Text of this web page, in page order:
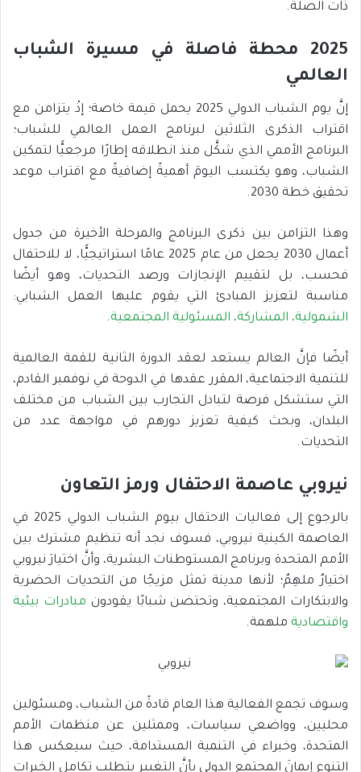
ذات الصلة.
2025 محطة فاصلة في مسيرة الشباب
العالمي
إنَّ يوم الشباب الدولي 2025 يحمل قيمة خاصة؛ إذْ يتزامن مع
اقتراب الذكرى الثلاثين لبرنامج العمل العالمي للشباب؛
البرنامج الأممي الذي شكَّل منذ انطلاقه إطارًا مرجعيًّا لتمكين
الشباب، وهو يكتسب اليومَ أهميةً إضافيةً مع اقتراب موعد
تحقيق خطة 2030.
وهذا التزامن بين ذكرى البرنامج والمرحلة الأخيرة من جدول
أعمال 2030 يجعل من عام 2025 عامًا استراتيجيًّا، لا للاحتفال
فحسب، بل لتقييم الإنجازات ورصد التحديات، وهو أيضًا
مناسبة لتعزيز المبادئ التي يقوم عليها العمل الشبابي:
الشمولية، المشاركة، المسئولية المجتمعية.
أيضًا فإنَّ العالم يستعد لعقد الدورة الثانية للقمة العالمية
للتنمية الاجتماعية، المقرر عقدها في الدوحة في نوفمبر القادم،
التي ستشكل فرصة لتبادل التجارب بين الشباب من مختلف
البلدان، وبحث كيفية تعزيز دورهم في مواجهة عدد من
التحديات.
نيروبي عاصمة الاحتفال ورمز التعاون
بالرجوع إلى فعاليات الاحتفال بيوم الشباب الدولي 2025 في
العاصمة الكينية نيروبي، فسوف نجد أنه تنظيم مشترك بين
الأمم المتحدة وبرنامج المستوطنات البشرية، وأنَّ اختيارَ نيروبي
اختيارٌ ملهِمٌ؛ لأنها مدينة تمثل مزيجًا من التحديات الحضرية
والابتكارات المجتمعية، وتحتضن شبابًا يقودون مبادرات بيئية
واقتصادية ملهمة.
وسوف تجمع الفعالية هذا العام قادةً من الشباب، ومسئولين
محليين، وواضعي سياسات، وممثلين عن منظمات الأمم
المتحدة، وخبراء في التنمية المستدامة، حيث سيعكس هذا
التنوع إيمانَ المجتمع الدولي بأنَّ التغيير يتطلب تكامل الخبرات